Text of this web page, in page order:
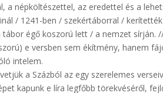
a népköltészettel, az eredettel és a
/ 1241-ben / szekértáborral /
tábor égő koszorú lett / a nemzet sírján.
e versben sem ékítmény, hanem
intelem.
a Százból az egy szerelemes
kapunk e líra legfőbb törekvéséről,